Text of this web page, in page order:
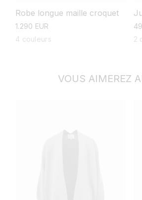
Robe longue maille croquet
prix
habituel
1.290 EUR
4 couleurs
2
VOUS AIMEREZ